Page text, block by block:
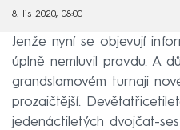
8. lis 2020, 08:00
Jenže nyní se objevují
úplně nemluvil pravdu. A
grandslamovém turnaji
prozaičtější.
jedenáctiletých dvojčat-